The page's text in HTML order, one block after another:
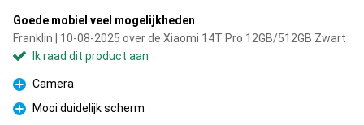
Goede mobiel veel mogelijkheden
Franklin | 10-08-2025 over de Xiaomi 14T Pro 12GB/512GB Zwart
Ik raad dit product aan
Pluspunt
Camera
Pluspunt
Mooi duidelijk scherm